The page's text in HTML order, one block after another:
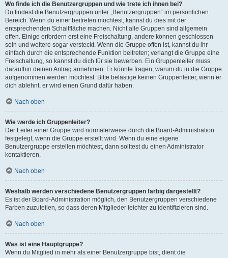
Wo finde ich die Benutzergruppen und wie trete ich ihnen bei?
Du findest die Benutzergruppen unter „Benutzergruppen“ im persönlichen
Bereich. Wenn du einer beitreten möchtest, kannst du dies mit der
entsprechenden Schaltfläche machen. Nicht alle Gruppen sind allgemein
offen. Einige erfordern erst eine Freischaltung, andere können geschlossen
sein und weitere sogar versteckt. Wenn die Gruppe offen ist, kannst du ihr
einfach durch die entsprechende Funktion beitreten; verlangt die Gruppe eine
Freischaltung, so kannst du dich für sie bewerben. Ein Gruppenleiter muss
daraufhin deinen Antrag annehmen. Er könnte fragen, warum du in die Gruppe
aufgenommen werden möchtest. Bitte belästige keinen Gruppenleiter, wenn er
dich ablehnt, er wird einen Grund dafür haben.
Nach oben
Wie werde ich Gruppenleiter?
Der Leiter einer Gruppe wird normalerweise durch die Board-Administration
festgelegt, wenn die Gruppe erstellt wird. Wenn du eine eigene
Benutzergruppe erstellen möchtest, dann solltest du einen Administrator
kontaktieren.
Nach oben
Weshalb werden verschiedene Benutzergruppen farbig dargestellt?
Es ist der Board-Administration möglich, den Benutzergruppen verschiedene
Farben zuzuteilen, so dass deren Mitglieder leichter zu identifizieren sind.
Nach oben
Was ist eine Hauptgruppe?
Wenn du Mitglied in mehr als einer Benutzergruppe bist, dient die